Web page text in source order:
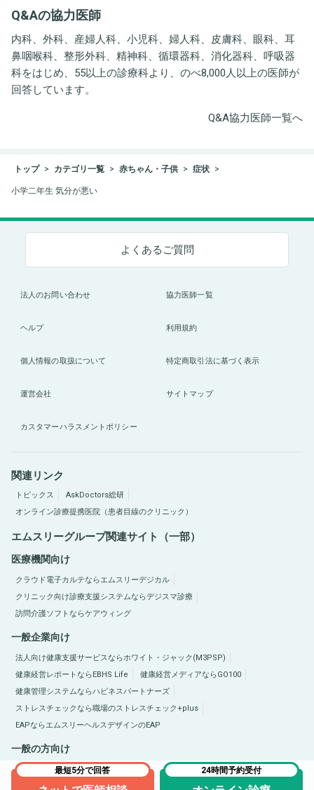
Q&Aの協力医師
内科、外科、産婦人科、小児科、婦人科、皮膚科、眼科、耳
鼻咽喉科、整形外科、精神科、循環器科、消化器科、呼吸器
科をはじめ、55以上の診療科より、のべ8,000人以上の医師が
回答しています。
Q&A協力医師一覧へ
トップ カテゴリ一覧 赤ちゃん・子供 症状
小学二年生 気分が悪い
最短5分で回答 24時間予約受付
よくあるご質問
法人のお問い合わせ 協力医師一覧
ヘルプ 利用規約
個人情報の取扱について 特定商取引法に基づく表示
運営会社 サイトマップ
カスタマーハラスメントポリシー
関連リンク
トピックス
AskDoctors総研
オンライン診療提携医院（患者目線のクリニック）
エムスリーグループ関連サイト（一部）
医療機関向け
クラウド電子カルテならエムスリーデジカル
クリニック向け診療支援システムならデジスマ診療
訪問介護ソフトならケアウィング
一般企業向け
法人向け健康支援サービスならホワイト・ジャック(M3PSP)
健康経営レポートならEBHS Life
健康経営メディアならGO100
健康管理システムならハピネスパートナーズ
ストレスチェックなら職場のストレスチェック+plus
EAPならエムスリーヘルスデザインのEAP
一般の方向け
医療総合サイトQLife（キューライフ） 肥満症総合サイトならひまんラボ